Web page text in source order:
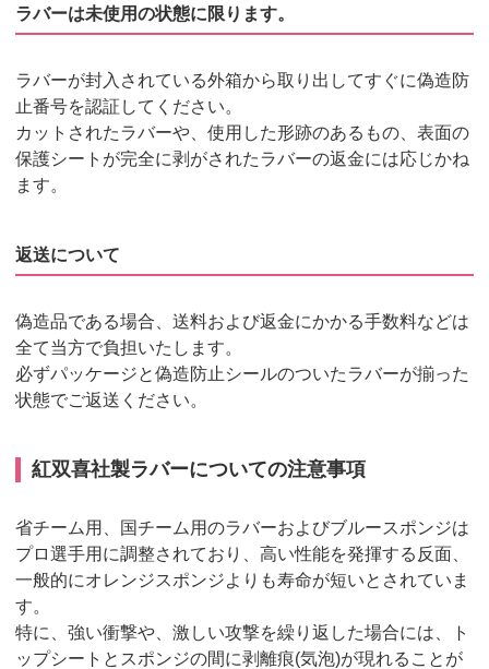
ラバーは未使用の状態に限ります。
ラバーが封入されている外箱から取り出してすぐに偽造防
止番号を認証してください。
カットされたラバーや、使用した形跡のあるもの、表面の
保護シートが完全に剥がされたラバーの返金には応じかね
ます。
返送について
偽造品である場合、送料および返金にかかる手数料などは
全て当方で負担いたします。
必ずパッケージと偽造防止シールのついたラバーが揃った
状態でご返送ください。
紅双喜社製ラバーについての注意事項
省チーム用、国チーム用のラバーおよびブルースポンジは
プロ選手用に調整されており、高い性能を発揮する反面、
一般的にオレンジスポンジよりも寿命が短いとされていま
す。
特に、強い衝撃や、激しい攻撃を繰り返した場合には、ト
ップシートとスポンジの間に剥離痕(気泡)が現れることが